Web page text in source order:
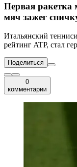
Первая ракетка
мяч зажег
Итальянский
рейтинг ATP, стал
Поделиться
0
комментарии